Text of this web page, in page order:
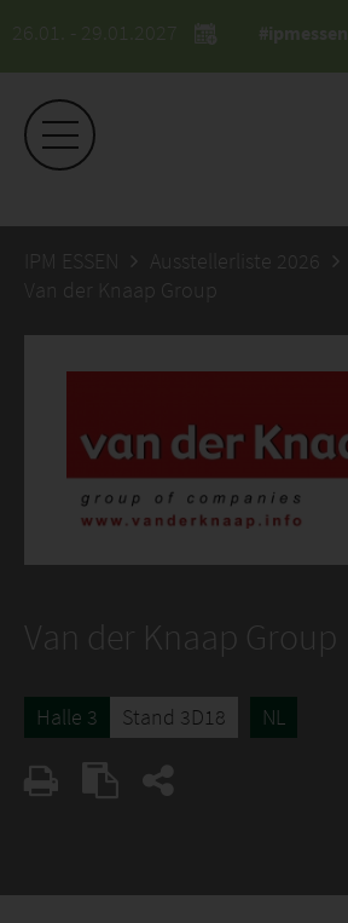
26.01. - 29.01.2027 #ipmessen
IPM ESSEN
Ausstellerliste 2026
Van der Knaap Group
Van der Knaap Group
Halle 3 Stand 3D18 NL